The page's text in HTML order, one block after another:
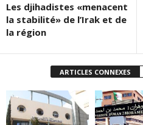
Les djihadistes «menacent
la stabilité» de l’Irak et de
la région
ARTICLES CONNEXES